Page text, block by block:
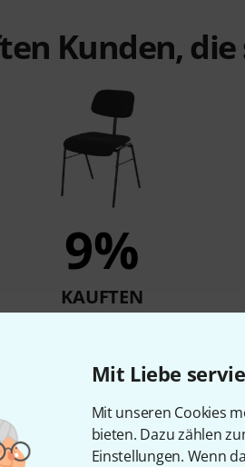
Mit Liebe
Mit unseren Cookies
bieten. Dazu zählen
Einstellungen. Wenn
Kunden,
9%
KAUFTEN